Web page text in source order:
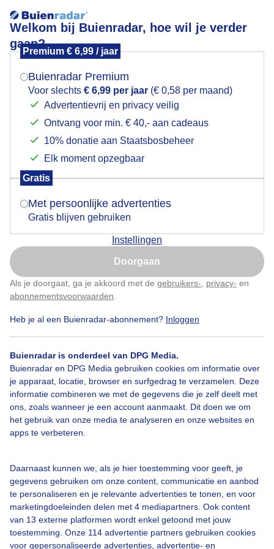
Welkom bij Buienradar, hoe wil je verder
gaan?
Premium € 6,99 / jaar
Buienradar Premium
Voor slechts € 6,99 per jaar (€ 0,58 per maand)
Advertentievrij en privacy veilig
Ontvang voor min. € 40,- aan cadeaus
10% donatie aan Staatsbosbeheer
Elk moment opzegbaar
Gratis
Met persoonlijke advertenties
Gratis blijven gebruiken
Instellingen
Doorgaan
Als je doorgaat, ga je akkoord met de gebruikers- privacy- en
abonnementsvoorwaarden
Heb je al een Buienradar-abonnement? Inloggen
Buienradar is onderdeel van DPG Media.
Buienradar en DPG Media gebruiken cookies om informatie over
je apparaat, locatie, browser en surfgedrag te verzamelen. Deze
informatie combineren we met de gegevens die je zelf deelt met
ons, zoals wanneer je een account aanmaakt. Dit doen we om
het gebruik van onze media te analyseren en onze websites en
apps te verbeteren.
Daarnaast kunnen we, als je hier toestemming voor geeft, je
gegevens gebruiken om onze content, communicatie en aanbod
te personaliseren en je relevante advertenties te tonen, en voor
marketingdoeleinden delen met 4 mediapartners. Ook content
van 13 externe platformen wordt enkel getoond met jouw
toestemming. Onze 114 advertentie partners gebruiken cookies
voor gepersonaliseerde advertenties, advertentie- en
krachtigewind
Een moment geduld aub...
Populaire categorieën
Lente
Zomer
Over Buienradar
Bedrijfsgegevens
Veelgestelde vragen
Contact
Toegankelijkheid
Buienradar Team
Privacy beleid
Cookie beleid
Privacy instellingen
Mogen we je locatie gebruiken voor het
Indien je hier nog geen akkoord op hebt gegeven,
verschijnt er zo een pop-up uit je browser waarin
Is goed, toon de popup
Nu niet, misschien later
Klik hierom dit aan te passen